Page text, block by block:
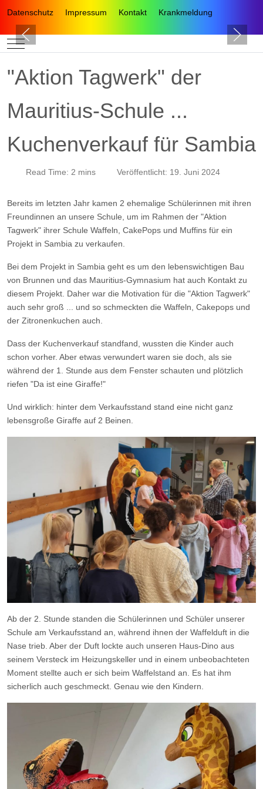
Datenschutz Impressum Kontakt Krankmeldung
Mobile Menu Toggle
"Aktion Tagwerk" der
Mauritius-Schule ...
Kuchenverkauf für Sambia
Read Time: 2 mins Veröffentlicht: 19. Juni 2024
Bereits im letzten Jahr kamen 2 ehemalige Schülerinnen mit ihren
Freundinnen an unsere Schule, um im Rahmen der "Aktion
Tagwerk" ihrer Schule Waffeln, CakePops und Muffins für ein
Projekt in Sambia zu verkaufen.
Bei dem Projekt in Sambia geht es um den lebenswichtigen Bau
von Brunnen und das Mauritius-Gymnasium hat auch Kontakt zu
diesem Projekt. Daher war die Motivation für die "Aktion Tagwerk"
auch sehr groß ... und so schmeckten die Waffeln, Cakepops und
der Zitronenkuchen auch.
Dass der Kuchenverkauf standfand, wussten die Kinder auch
schon vorher. Aber etwas verwundert waren sie doch, als sie
während der 1. Stunde aus dem Fenster schauten und plötzlich
riefen "Da ist eine Giraffe!"
Und wirklich: hinter dem Verkaufsstand stand eine nicht ganz
lebensgroße Giraffe auf 2 Beinen.
Ab der 2. Stunde standen die Schülerinnen und Schüler unserer
Schule am Verkaufsstand an, während ihnen der Waffelduft in die
Nase trieb. Aber der Duft lockte auch unseren Haus-Dino aus
seinem Versteck im Heizungskeller und in einem unbeobachteten
Moment stellte auch er sich beim Waffelstand an. Es hat ihm
sicherlich auch geschmeckt. Genau wie den Kindern.